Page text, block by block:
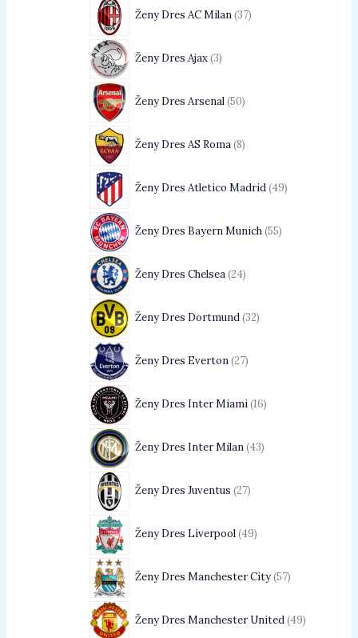
Ženy Dres AC Milan 37
Ženy Dres Ajax 3
Ženy Dres Arsenal 50
Ženy Dres AS Roma 8
Ženy Dres Atletico Madrid 49
Ženy Dres Bayern Munich 55
Ženy Dres Chelsea 24
Ženy Dres Dortmund 32
Ženy Dres Everton 27
Ženy Dres Inter Miami 16
Ženy Dres Inter Milan 43
Ženy Dres Juventus 27
Ženy Dres Liverpool 49
Ženy Dres Manchester City 57
Ženy Dres Manchester United 49